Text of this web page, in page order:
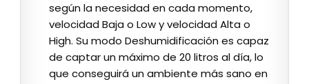
según la necesidad en cada momento,
velocidad Baja o Low y velocidad Alta o
High. Su modo Deshumidificación es capaz
de captar un máximo de 20 litros al día, lo
que conseguirá un ambiente más sano en